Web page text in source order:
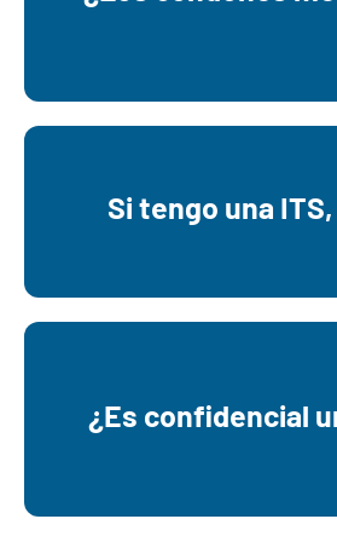
Si tengo una
Podemos
curar la clamidia, la
¿Es confidencial
Sí, todos nuestros